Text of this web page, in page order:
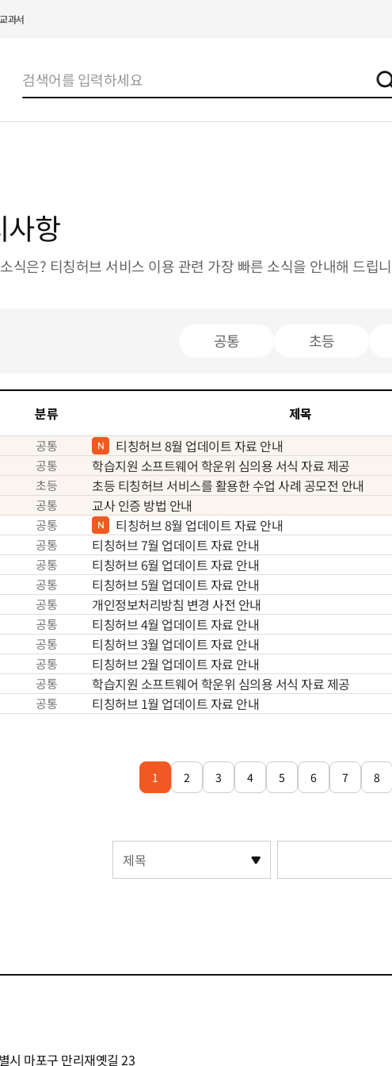
과서
사항
식은? 티칭허브 서비스 이용 관련 가장 빠른 소식을 안내해 드립
공통 초등
분류 제목
공통 티칭허브 8월 업데이트 자료 안내
공통 학습지원 소프트웨어 학운위 심의용 서식 자료 제공
초등 초등 티칭허브 서비스를 활용한 수업 사례 공모전 안내
공통 교사 인증 방법 안내
공통 티칭허브 8월 업데이트 자료 안내
공통 티칭허브 7월 업데이트 자료 안내
공통 티칭허브 6월 업데이트 자료 안내
공통 티칭허브 5월 업데이트 자료 안내
공통 개인정보처리방침 변경 사전 안내
공통 티칭허브 4월 업데이트 자료 안내
공통 티칭허브 3월 업데이트 자료 안내
공통 티칭허브 2월 업데이트 자료 안내
공통 학습지원 소프트웨어 학운위 심의용 서식 자료 제공
공통 티칭허브 1월 업데이트 자료 안내
1 2 3 4 5 6 7 8
제목
시 마포구 만리재옛길 23